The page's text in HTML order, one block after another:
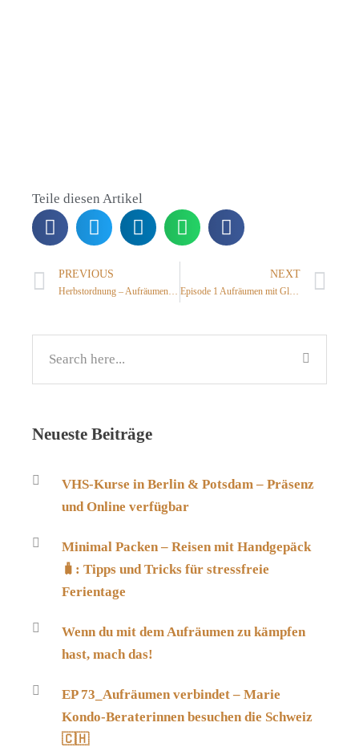
Teile diesen Artikel
PREVIOUS
Herbstordnung – Aufräumen im Herbst des Lebens
NEXT
Episode 1 Aufräumen mit Glücksgefühl
Neueste Beiträge
VHS-Kurse in Berlin & Potsdam – Präsenz
und Online verfügbar
Minimal Packen – Reisen mit Handgepäck
🧳: Tipps und Tricks für stressfreie
Ferientage
Wenn du mit dem Aufräumen zu kämpfen
hast, mach das!
EP 73_Aufräumen verbindet – Marie
Kondo-Beraterinnen besuchen die Schweiz
🇨🇭